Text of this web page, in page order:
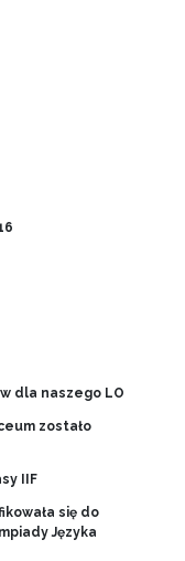
dla naszego LO
zostało
IIF
się do
Języka